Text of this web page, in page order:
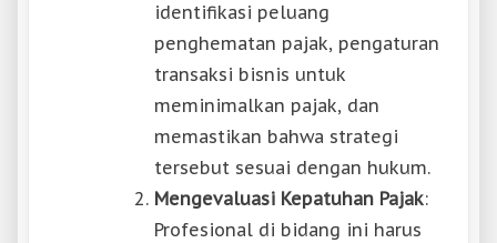
identifikasi peluang
penghematan pajak, pengaturan
transaksi bisnis untuk
meminimalkan pajak, dan
memastikan bahwa strategi
tersebut sesuai dengan hukum.
Mengevaluasi Kepatuhan Pajak:
Profesional di bidang ini harus